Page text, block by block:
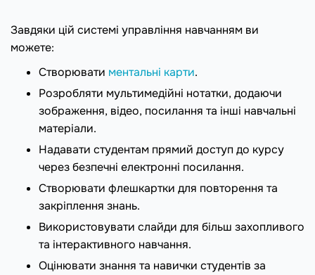
Завдяки цій системі управління навчанням ви
можете:
Створювати ментальні карти.
Розробляти мультимедійні нотатки, додаючи
зображення, відео, посилання та інші навчальні
матеріали.
Надавати студентам прямий доступ до курсу
через безпечні електронні посилання.
Створювати флешкартки для повторення та
закріплення знань.
Використовувати слайди для більш захопливого
та інтерактивного навчання.
Оцінювати знання та навички студентів за